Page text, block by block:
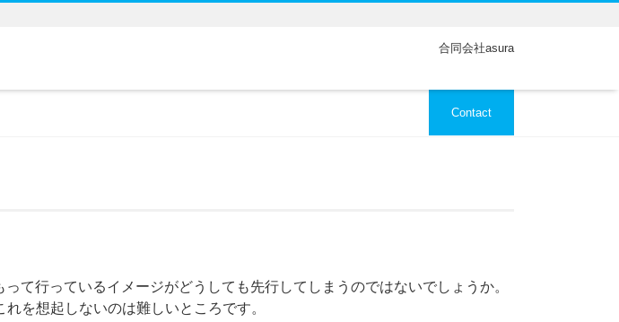
合同会社asura
Contact
て行っているイメージがどうしても先行してしまうのではないでしょうか。
を想起しないのは難しいところです。